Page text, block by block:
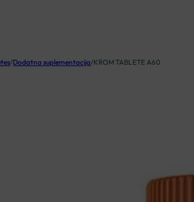
/Dodatna suplementacija/KROM TABLETE A60